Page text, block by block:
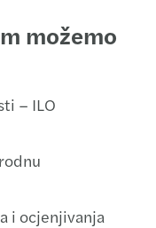
možemo
– ILO
i ocjenjivanja